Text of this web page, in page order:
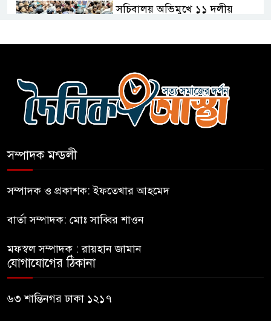
সচিবালয় অভিমুখে ১১ দলীয়
হাসিনাকে সংবাদমাধ্যমে কথা বলার
সুযোগ দেওয়ায় ঢাকার ক্ষোভ
জুলাই গণঅভ্যুত্থান দিবসের
ফের জকসু নেতার ওপর হামলা
সাকিব আল হাসানের বাড়িতে বোমা
সম্পাদক মন্ডলী
সম্পাদক ও প্রকাশক: ইফতেখার আহমেদ
বার্তা সম্পাদক: মোঃ সাব্বির শাওন
মফস্বল সম্পাদক : রায়হান জামান
যোগাযোগের ঠিকানা
৬৩ শান্তিনগর ঢাকা ১২১৭